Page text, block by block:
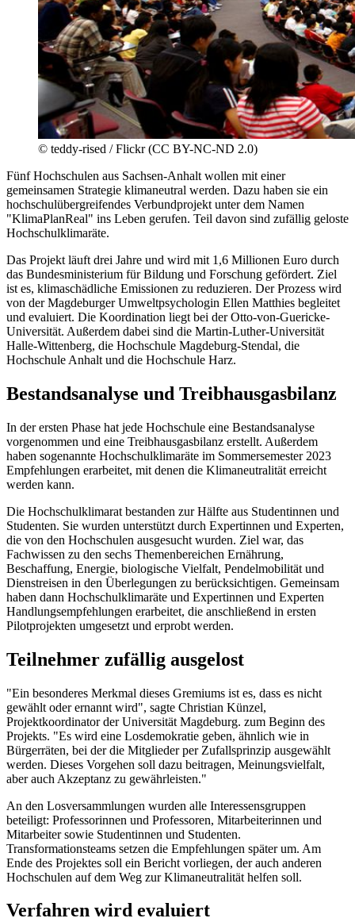
© teddy-rised / Flickr (CC BY-NC-ND 2.0)
Fünf Hochschulen aus Sachsen-Anhalt wollen mit einer
gemeinsamen Strategie klimaneutral werden. Dazu haben sie ein
hochschulübergreifendes Verbundprojekt unter dem Namen
"KlimaPlanReal" ins Leben gerufen. Teil davon sind zufällig geloste
Hochschulklimaräte.
Das Projekt läuft drei Jahre und wird mit 1,6 Millionen Euro durch
das Bundesministerium für Bildung und Forschung gefördert. Ziel
ist es, klimaschädliche Emissionen zu reduzieren. Der Prozess wird
von der Magdeburger Umweltpsychologin Ellen Matthies begleitet
und evaluiert. Die Koordination liegt bei der Otto-von-Guericke-
Universität. Außerdem dabei sind die Martin-Luther-Universität
Halle-Wittenberg, die Hochschule Magdeburg-Stendal, die
Hochschule Anhalt und die Hochschule Harz.
Bestandsanalyse und Treibhausgasbilanz
In der ersten Phase hat jede Hochschule eine Bestandsanalyse
vorgenommen und eine Treibhausgasbilanz erstellt. Außerdem
haben sogenannte Hochschulklimaräte im Sommersemester 2023
Empfehlungen erarbeitet, mit denen die Klimaneutralität erreicht
werden kann.
Die Hochschulklimarat bestanden zur Hälfte aus Studentinnen und
Studenten. Sie wurden unterstützt durch Expertinnen und Experten,
die von den Hochschulen ausgesucht wurden. Ziel war, das
Fachwissen zu den sechs Themenbereichen Ernährung,
Beschaffung, Energie, biologische Vielfalt, Pendelmobilität und
Dienstreisen in den Überlegungen zu berücksichtigen. Gemeinsam
haben dann Hochschulklimaräte und Expertinnen und Experten
Handlungsempfehlungen erarbeitet, die anschließend in ersten
Pilotprojekten umgesetzt und erprobt werden.
Teilnehmer zufällig ausgelost
"Ein besonderes Merkmal dieses Gremiums ist es, dass es nicht
gewählt oder ernannt wird", sagte Christian Künzel,
Projektkoordinator der Universität Magdeburg. zum Beginn des
Projekts. "Es wird eine Losdemokratie geben, ähnlich wie in
Bürgerräten, bei der die Mitglieder per Zufallsprinzip ausgewählt
werden. Dieses Vorgehen soll dazu beitragen, Meinungsvielfalt,
aber auch Akzeptanz zu gewährleisten."
An den Losversammlungen wurden alle Interessensgruppen
beteiligt: Professorinnen und Professoren, Mitarbeiterinnen und
Mitarbeiter sowie Studentinnen und Studenten.
Transformationsteams setzen die Empfehlungen später um. Am
Ende des Projektes soll ein Bericht vorliegen, der auch anderen
Hochschulen auf dem Weg zur Klimaneutralität helfen soll.
Verfahren wird evaluiert